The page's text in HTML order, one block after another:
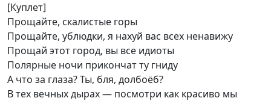
[Куплет]
Прощайте, скалистые горы
Прощайте, ублюдки, я нахуй вас всех ненавижу
Прощай этот город, вы все идиоты
Полярные ночи прикончат ту гниду
А что за глаза? Ты, бля, долбоёб?
В тех вечных дырах — посмотри как красиво мы